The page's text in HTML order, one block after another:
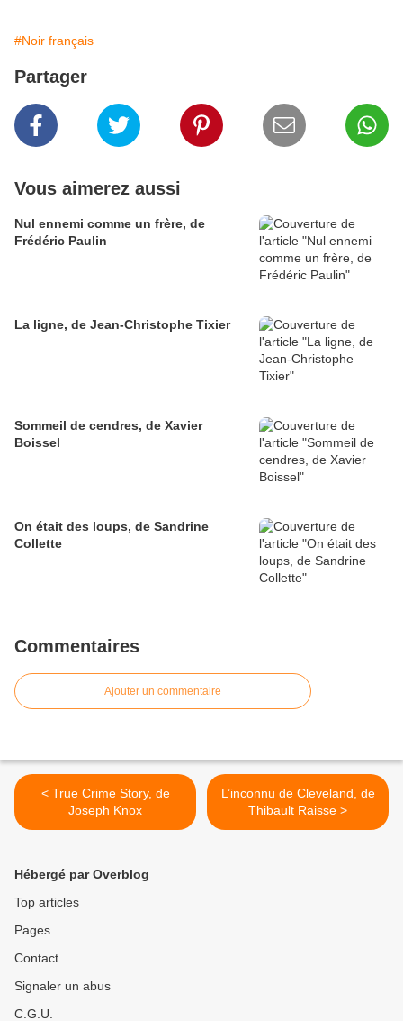
#Noir français
Partager
Vous aimerez aussi
Nul ennemi comme un frère, de
Frédéric Paulin
La ligne, de Jean-Christophe Tixier
Sommeil de cendres, de Xavier
Boissel
On était des loups, de Sandrine
Collette
Commentaires
Ajouter un commentaire
< True Crime Story, de
Joseph Knox
L’inconnu de Cleveland, de
Thibault Raisse >
Hébergé par Overblog
Top articles
Pages
Contact
Signaler un abus
C.G.U.